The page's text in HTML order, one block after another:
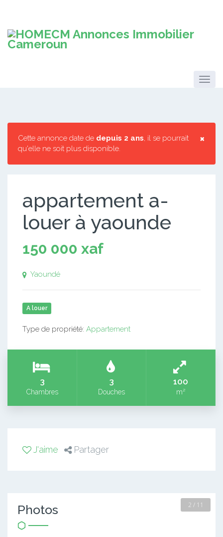
×
Cette annonce date de depuis 2 ans, il se pourrait
qu'elle ne soit plus disponible.
appartement a-
louer à yaounde
150 000 xaf
Yaoundé
A louer
Type de propriété: Appartement
3
Chambres
3
Douches
100
m²
J'aime Partager
Photos 2 / 11